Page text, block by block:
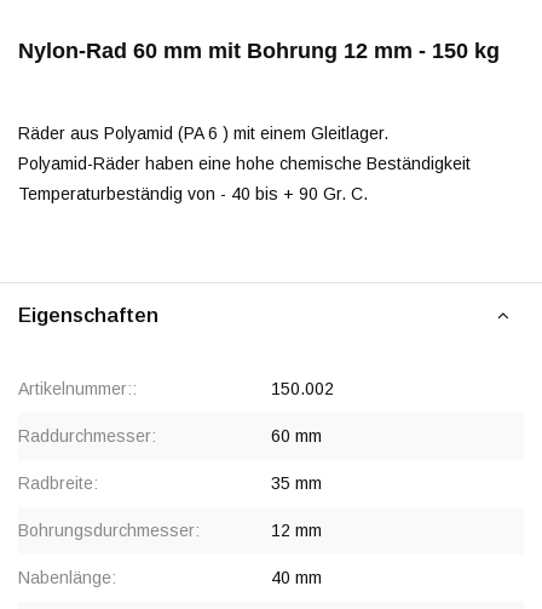
Nylon-Rad 60 mm mit Bohrung 12 mm - 150 kg
Räder aus Polyamid (PA 6 ) mit einem Gleitlager.
Polyamid-Räder haben eine hohe chemische Beständigkeit
Temperaturbeständig von - 40 bis + 90 Gr. C.
Eigenschaften
Artikelnummer:: 150.002
Raddurchmesser: 60 mm
Radbreite: 35 mm
Bohrungsdurchmesser: 12 mm
Nabenlänge: 40 mm